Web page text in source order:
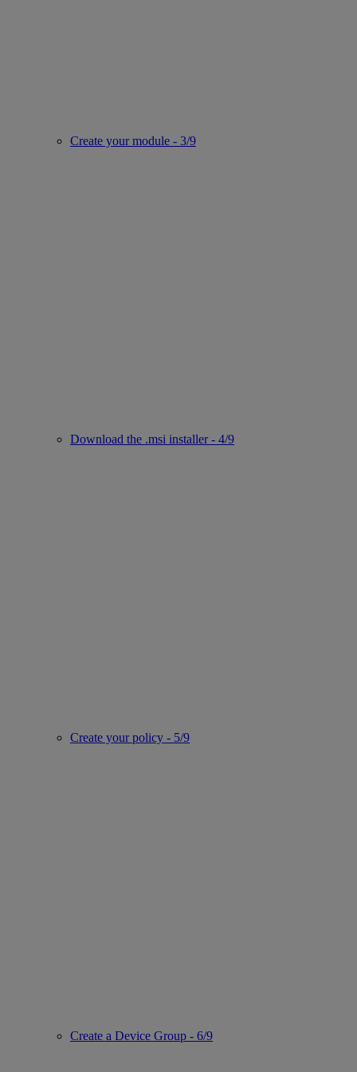
Create your module - 3/9
Download the .msi installer - 4/9
Create your policy - 5/9
Create a Device Group - 6/9